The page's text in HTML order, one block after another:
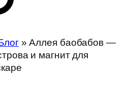
»Аллея баобабов —
и магнит для